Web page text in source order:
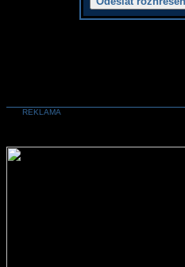
REKLAMA